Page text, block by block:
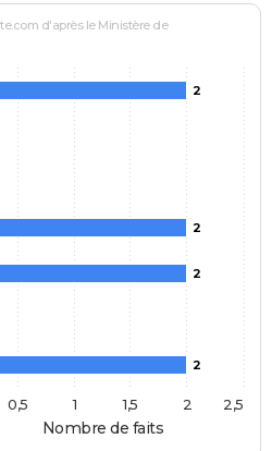
Nombre de faits
d'après le Ministère de
2
2
2
2
0,5 1 1,5 2 2,5